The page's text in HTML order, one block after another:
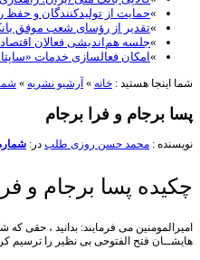
»حمایت از تولیدکنندگان و
»تقدیر از رؤسای شعب موفق
»جلسه هم‌اندیشی فعالان
»امکان فعالسازی خدمات
شما اینجا هستید : خانه » آرشیو نشریه »
پسا برجام و فرا برجام
نویسنده : محمد حسن روزی طلب در: شماره
چکیده پسا برجام و
هايشــان فتح الفتوحی بی نظير را ترسيم کرده اند. 1 سال سياه گذشته ساکت بوده ايد.»، «کاسب تحريم» و «مسبب بدبختی مردم ايران» نيز 8حربه دستمالی شده «شما در هزاران بار از سوی